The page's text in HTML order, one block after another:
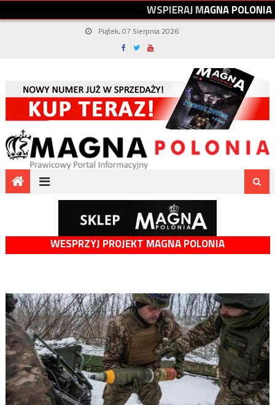
WSPIERAJMAGNAPOLONIA
Piątek, 07 Sierpnia 2026
WESPRZYJ PROJEKT MAGNA POLONIA